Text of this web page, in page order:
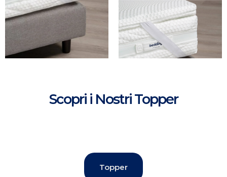
Scopri i Nostri Topper
Topper